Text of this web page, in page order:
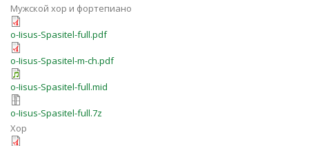
Мужской хор и фортепиано
o-Iisus-Spasitel-full.pdf
o-Iisus-Spasitel-m-ch.pdf
o-Iisus-Spasitel-full.mid
o-Iisus-Spasitel-full.7z
Хор